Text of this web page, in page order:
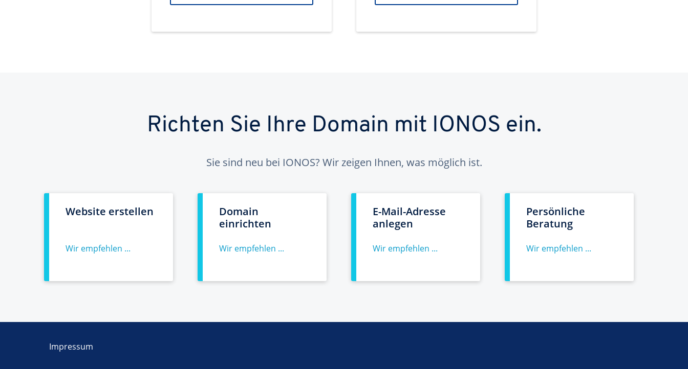
Richten Sie Ihre Domain mit IONOS ein.
Sie sind neu bei IONOS? Wir zeigen Ihnen, was möglich ist.
Website erstellen
Wir empfehlen ...
Domain
einrichten
Wir empfehlen ...
E-Mail-Adresse
anlegen
Wir empfehlen ...
Persönliche
Beratung
Wir empfehlen ...
Impressum